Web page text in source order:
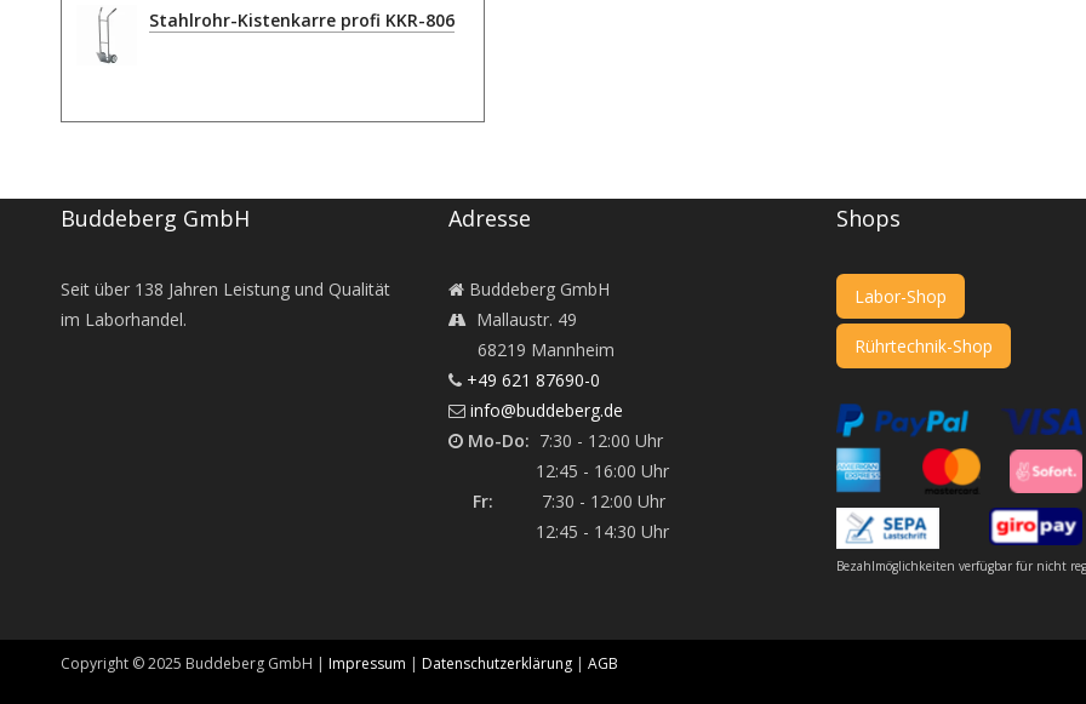
Stahlrohr-Kistenkarre profi KKR-806
Buddeberg GmbH
Seit über 138 Jahren Leistung und Qualität
im Laborhandel.
Adresse
Buddeberg GmbH
Mallaustr. 49
68219 Mannheim
+49 621 87690-0
info@buddeberg.de
Mo-Do: 7:30 - 12:00 Uhr
12:45 - 16:00 Uhr
Fr: 7:30 - 12:00 Uhr
12:45 - 14:30 Uhr
Shops
Labor-Shop
Rührtechnik-Shop
Bezahlmöglichkeiten verfügbar für nicht
Copyright ©2025 Buddeberg GmbH | Impressum | Datenschutzerklärung | AGB